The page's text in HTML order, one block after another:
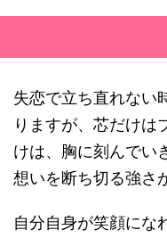
失恋で立ち直れない
りますが、芯だけは
けは、胸に刻んでい
想いを断ち切る強さ
自分自身が笑顔にな